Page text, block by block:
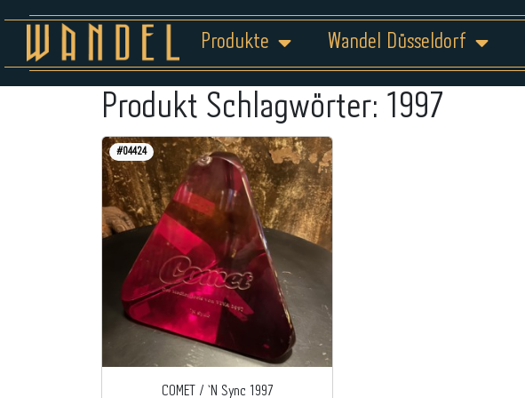
Produkte Wandel Düsseldorf
Produkt Schlagwörter: 1997
#04424
COMET / `N Sync 1997